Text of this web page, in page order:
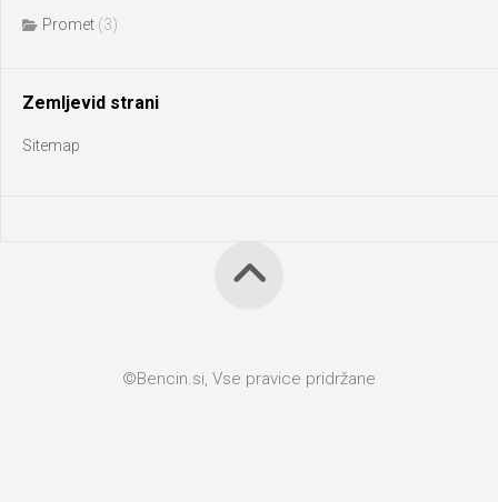
Promet (3)
Zemljevid strani
Sitemap
©Bencin.si, Vse pravice pridržane